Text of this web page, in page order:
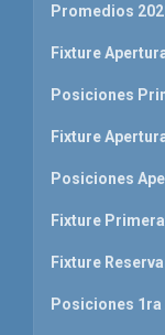
Promedios
Fixture
Posiciones
Fixture
Posiciones
Fixture
Fixture
Posiciones 1ra